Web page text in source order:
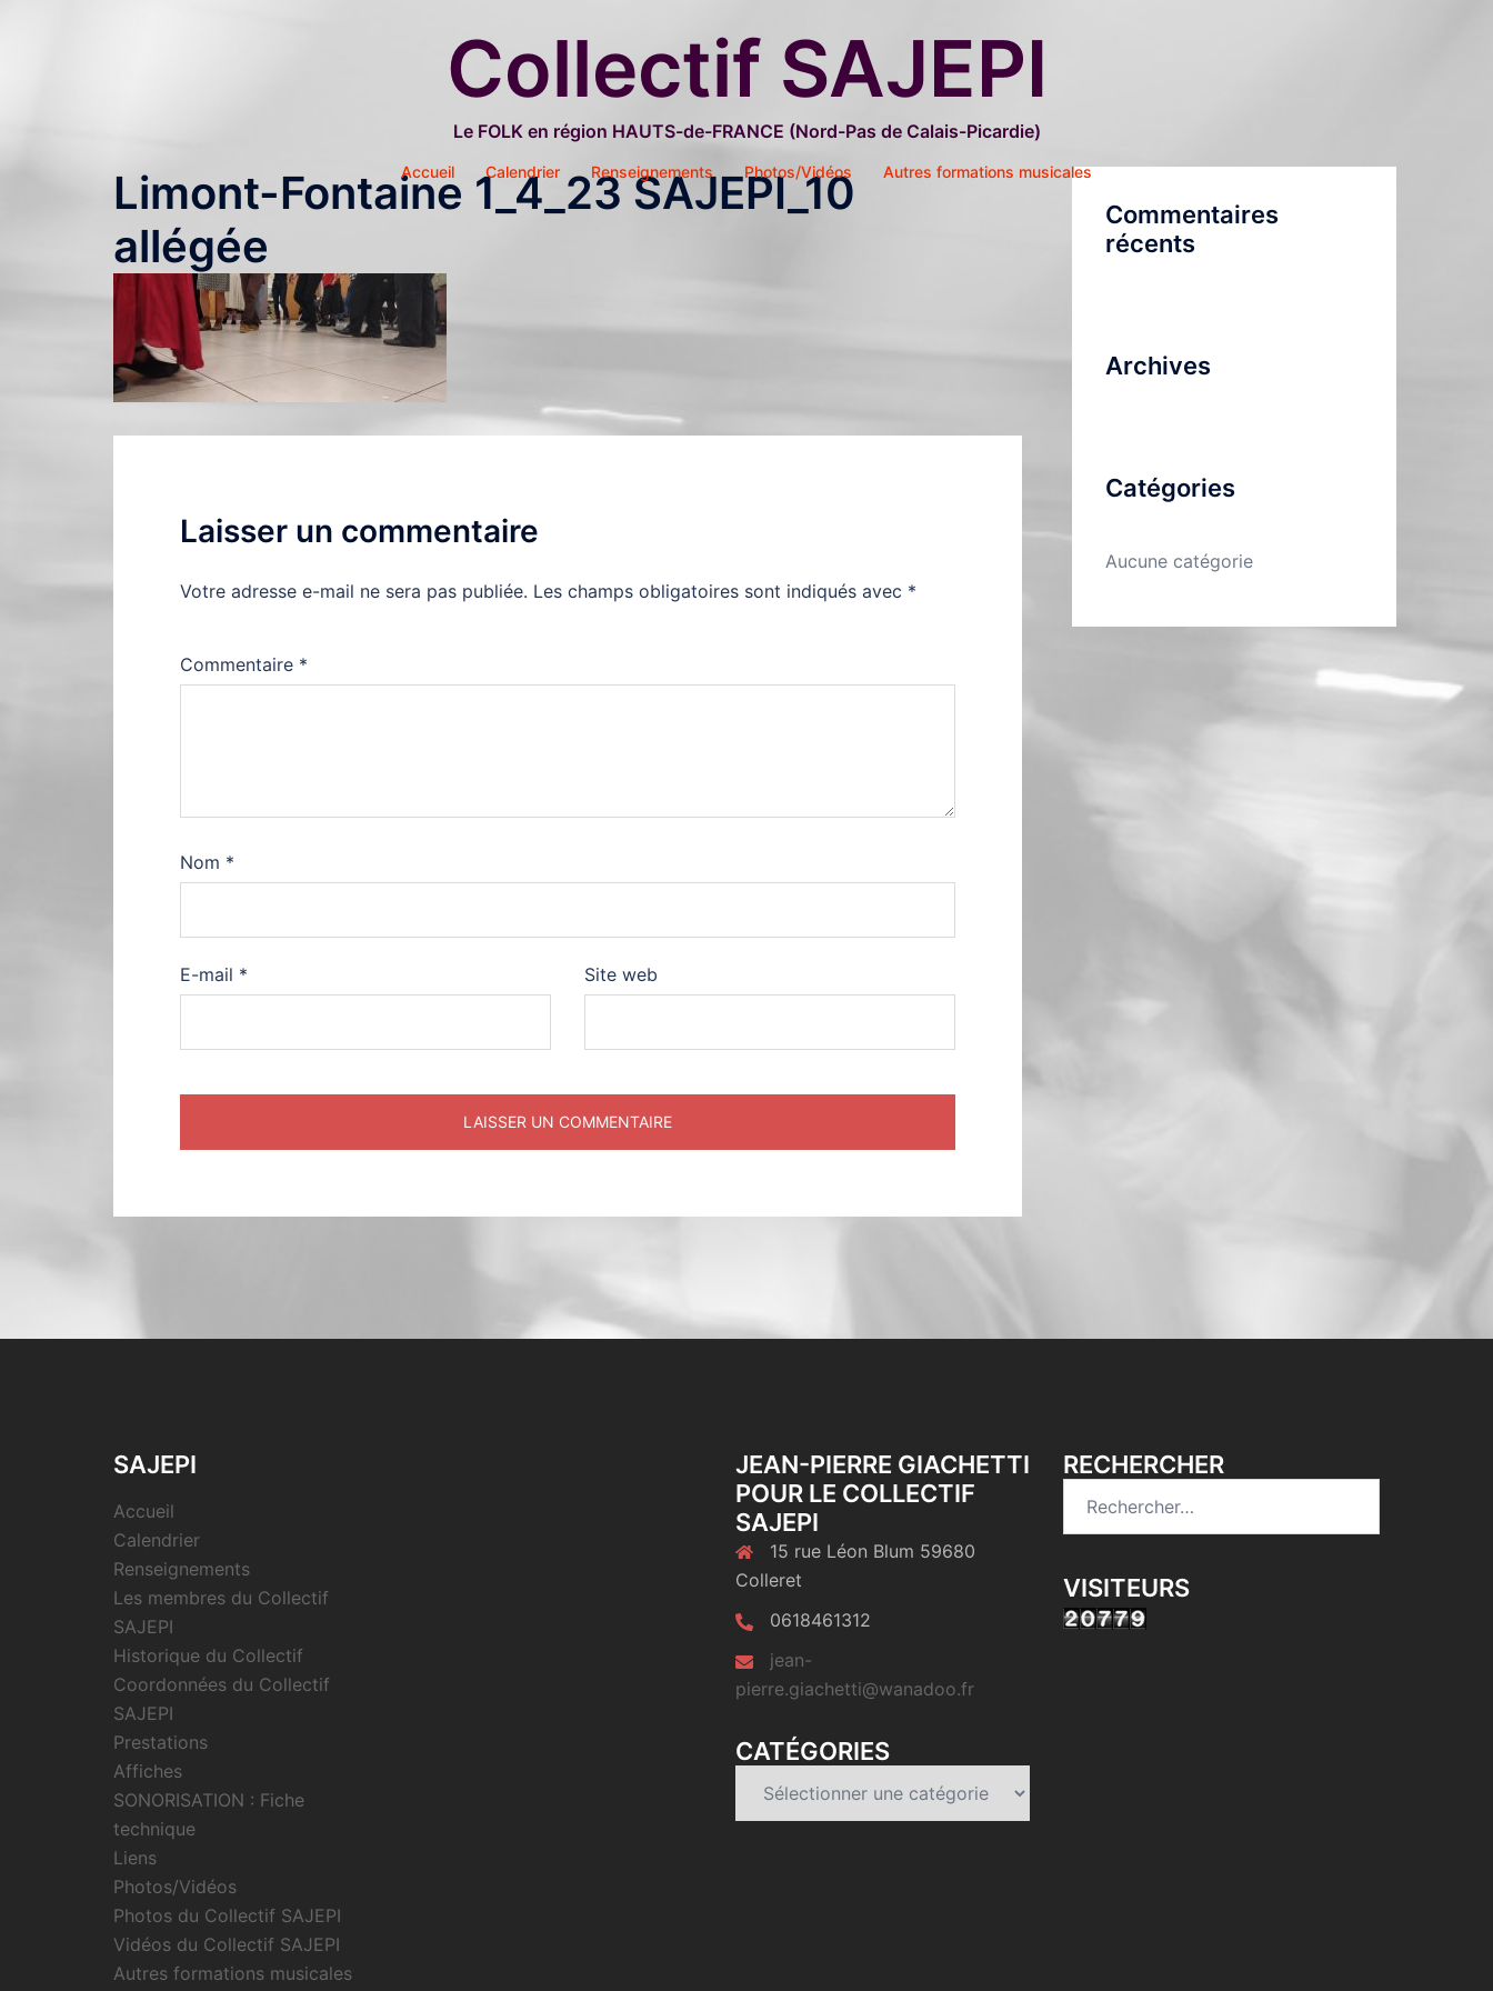
Collectif SAJEPI
Le FOLK en région HAUTS-de-FRANCE (Nord-Pas de Calais-Picardie)
Accueil Calendrier Renseignements Photos/Vidéos Autres formations musicales
Limont-Fontaine 1_4_23 SAJEPI_10
allégée
Laisser un commentaire
Votre adresse e-mail ne sera pas publiée. Les champs obligatoires sont indiqués avec *
Commentaire *
Nom *
E-mail * Site web
Commentaires
récents
Archives
Catégories
Aucune catégorie
SAJEPI
Accueil
Calendrier
Renseignements
Les membres du Collectif
SAJEPI
Historique du Collectif
Coordonnées du Collectif
SAJEPI
Prestations
Affiches
SONORISATION : Fiche
technique
Liens
Photos/Vidéos
Photos du Collectif SAJEPI
Vidéos du Collectif SAJEPI
Autres formations musicales
JEAN-PIERRE GIACHETTI
POUR LE COLLECTIF
SAJEPI
15 rue Léon Blum 59680
Colleret
0618461312
jean-
pierre.giachetti@wanadoo.fr
CATÉGORIES
RECHERCHER
VISITEURS